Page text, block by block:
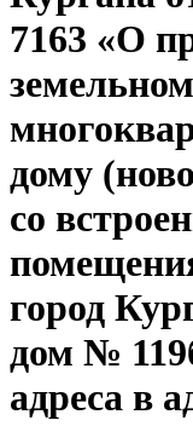
7163 «О
дому
со
город
дом №
адреса в